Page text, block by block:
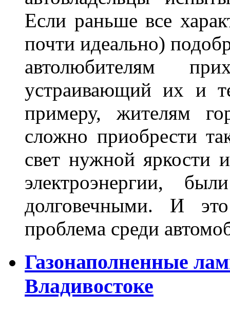
Если раньше все
почти идеально)
автолюбителям
устраивающий их и
примеру, жителям
сложно приобрести
свет нужной яркости
электроэнергии,
долговечными. И
проблема среди
Газонаполненные
Владивостоке